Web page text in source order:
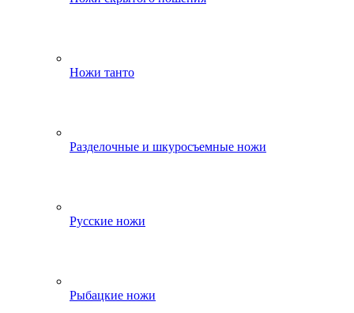
Ножи танто
Разделочные и шкуросъемные ножи
Русские ножи
Рыбацкие ножи